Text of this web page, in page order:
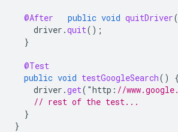
@After public void quitDriver
driver .quit();
}
@Test
public void testGoogleSearch()
{
driver .get( "http : //
// rest of the test...
}
}